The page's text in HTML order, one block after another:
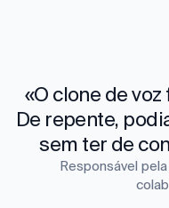
«O clone de
De repente,
sem ter de
Responsável